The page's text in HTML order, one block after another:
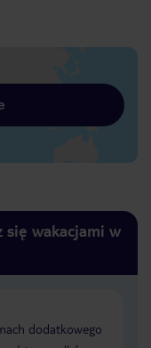
się wakacjami w
dodatkowego